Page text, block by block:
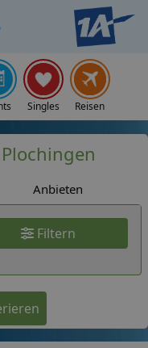
Singles Reisen
Anbieten
Filtern